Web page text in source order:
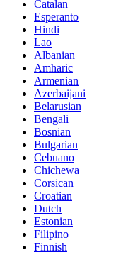
Catalan
Esperanto
Hindi
Lao
Albanian
Amharic
Armenian
Azerbaijani
Belarusian
Bengali
Bosnian
Bulgarian
Cebuano
Chichewa
Corsican
Croatian
Dutch
Estonian
Filipino
Finnish